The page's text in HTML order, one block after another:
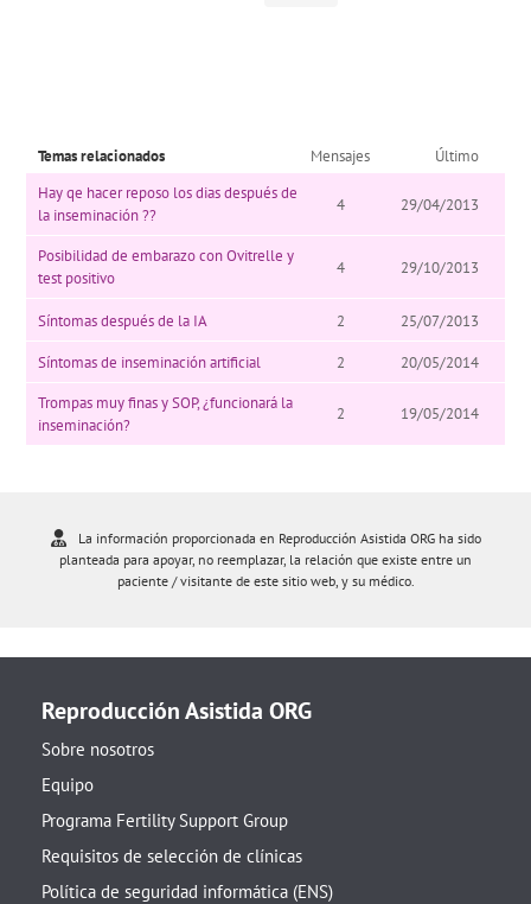
Temas relacionados Mensajes
Último
Hay qe hacer reposo los dias después de
la inseminación ??
4 29/04/2013
Posibilidad de embarazo con Ovitrelle y
test positivo
4 29/10/2013
Síntomas después de la IA 2 25/07/2013
Síntomas de inseminación artificial 2
20/05/2014
Trompas muy finas y SOP, ¿funcionará la
inseminación?
2 19/05/2014
La información proporcionada en Reproducción Asistida ORG ha sido
planteada para apoyar, no reemplazar, la relación que existe entre un
paciente / visitante de este sitio web, y su médico.
Reproducción Asistida ORG
Sobre nosotros
Equipo
Programa Fertility Support Group
Requisitos de selección de clínicas
Política de seguridad informática (ENS)